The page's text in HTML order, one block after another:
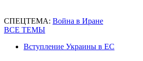
СПЕЦТЕМА: Война в Иране
ВСЕ ТЕМЫ
Вступление Украины в ЕС